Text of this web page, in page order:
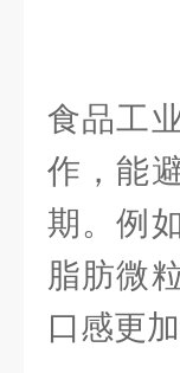
高
食品工
作，能
期。例
脂肪微
口感更加